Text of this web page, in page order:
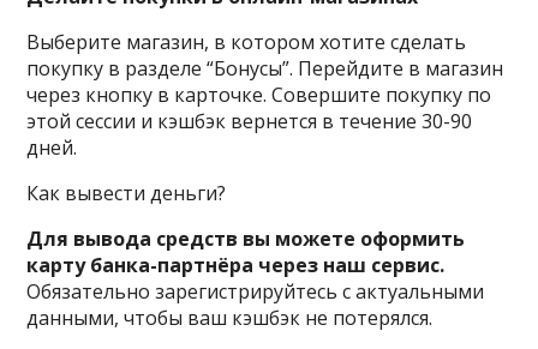
Выберите магазин, в котором хотите сделать
покупку в разделе “Бонусы”. Перейдите в магазин
через кнопку в карточке. Совершите покупку по
этой сессии и кэшбэк вернется в течение 30-90
дней.
Как вывести деньги?
Для вывода средств вы можете оформить
карту банка-партнёра через наш сервис.
Обязательно зарегистрируйтесь с актуальными
данными, чтобы ваш кэшбэк не потерялся.